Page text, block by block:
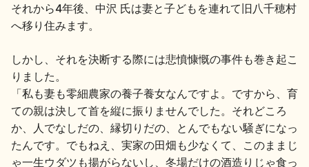
日本酒の楽しみ方特集
それから4年後、中沢 氏は妻と子どもを連れて旧八千穂村
へ移り住みます。
しかし、それを決断する際には悲憤慷慨の事件も巻き起こ
りました。
「私も妻も零細農家の養子養女なんですよ。ですから、育
ての親は決して首を縦に振りませんでした。それどころ
か、人でなしだの、縁切りだの、とんでもない騒ぎになっ
たんです。でもねえ、実家の田畑も少なくて、このままじ
ゃ一生ウダツも揚がらないし、冬場だけの酒造りじゃ食っ